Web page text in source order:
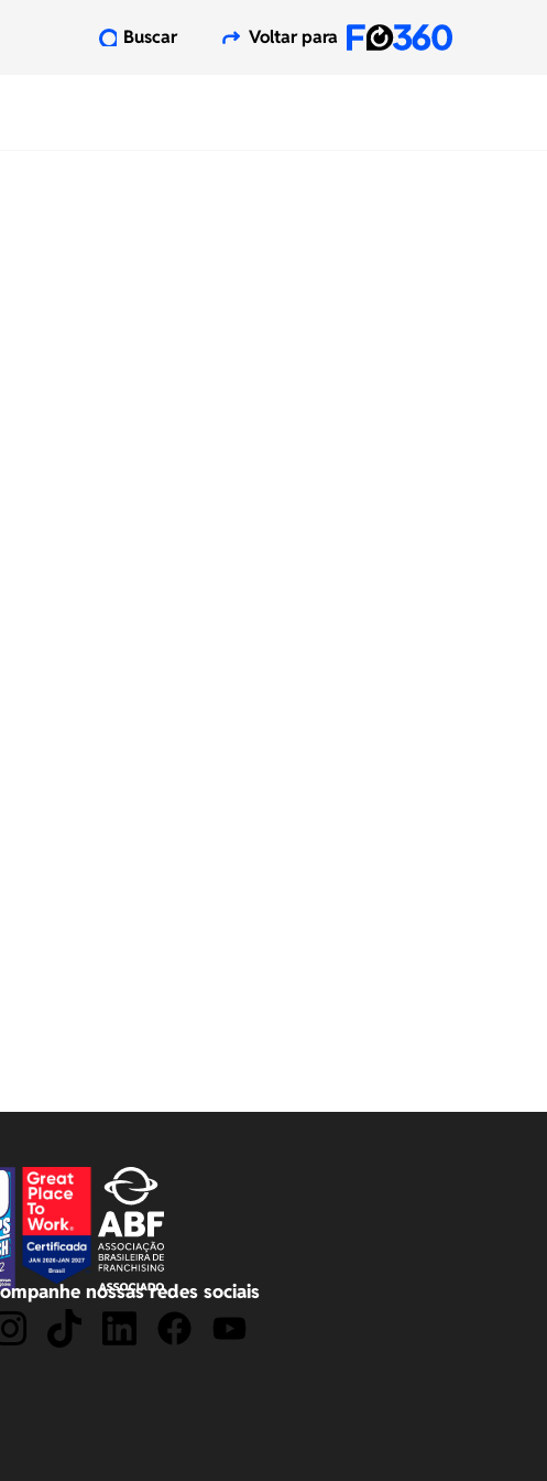
Buscar Voltar para
nossas redes sociais